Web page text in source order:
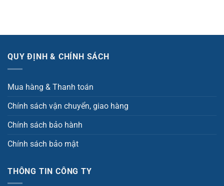
QUY ĐỊNH & CHÍNH SÁCH
Mua hàng & Thanh toán
Chính sách vận chuyển, giao hàng
Chính sách bảo hành
Chính sách bảo mật
THÔNG TIN CÔNG TY